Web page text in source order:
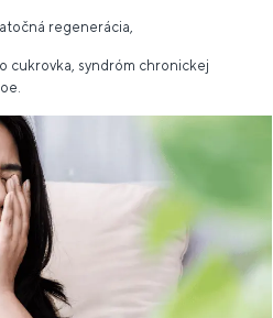
regenerácia,
cukrovka, syndróm chronickej